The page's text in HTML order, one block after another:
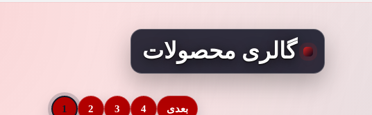
گالری محصولات
1 2 3 4 بعدی